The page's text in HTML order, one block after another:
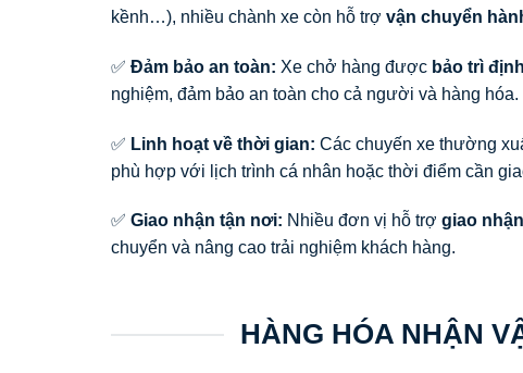
kềnh…), nhiều chành xe còn hỗ trợ vận chuyển
✅ Đảm bảo an toàn: Xe chở hàng được bảo trì
nghiệm, đảm bảo an toàn cho cả người và hàng hóa.
✅ Linh hoạt về thời gian: Các chuyến xe thường
phù hợp với lịch trình cá nhân hoặc thời điểm cần
✅ Giao nhận tận nơi: Nhiều đơn vị hỗ trợ giao
chuyển và nâng cao trải nghiệm khách hàng.
HÀNG HÓA NHẬN